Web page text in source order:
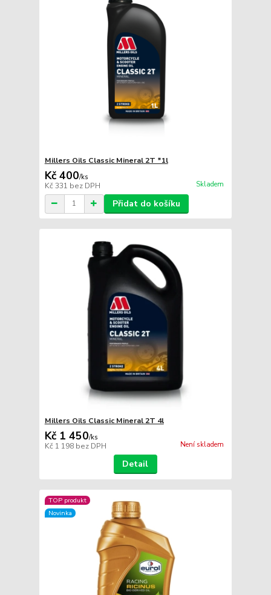
Millers Oils Classic Mineral 2T *1l
Kč 400/ks
Kč 331 bez DPH Skladem
Přidat do košíku
Millers Oils Classic Mineral 2T 4l
Kč 1 450/ks
Kč 1 198 bez DPH Není skladem
Detail
TOP produkt
Novinka